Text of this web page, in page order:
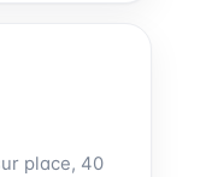
place, 40